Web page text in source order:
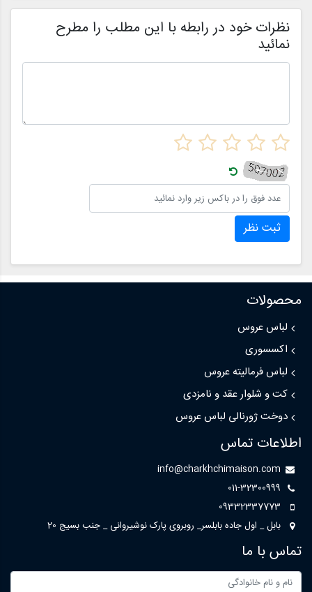
نظرات خود در رابطه با این مطلب را مطرح
نمائید
ثبت نظر
محصولات
لباس عروس
اکسسوری
لباس فرمالیته عروس
کت و شلوار عقد و نامزدی
دوخت ژورنالی لباس عروس
اطلاعات تماس
info@charkhchimaison.com
011-32300999
09332337773
بابل _ اول جاده بابلسر_ روبروی پارک نوشیروانی _ جنب بسیج 20
تماس با ما